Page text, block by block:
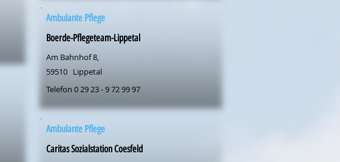
Ambulante Pflege
Boerde-Pflegeteam-Lippetal
Am Bahnhof 8,
59510 Lippetal
Telefon 0 29 23 - 9 72 99 97
Ambulante Pflege
Caritas Sozialstation Coesfeld